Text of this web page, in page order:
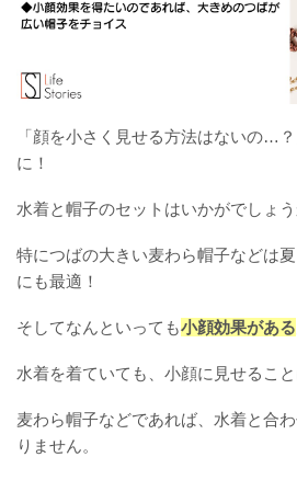
「顔を小さく見せる方法はないの…
に！
水着と帽子のセットはいかがでしょう
特につばの大きい麦わら帽子などは
にも最適！
そしてなんといっても小顔効果がある
水着を着ていても、小顔に見せること
麦わら帽子などであれば、水着と合
りません。